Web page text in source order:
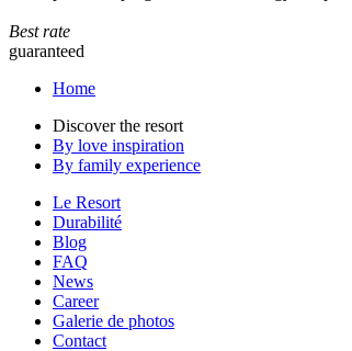
Best rate
guaranteed
Home
Discover the resort
By love inspiration
By family experience
Le Resort
Durabilité
Blog
FAQ
News
Career
Galerie de photos
Contact